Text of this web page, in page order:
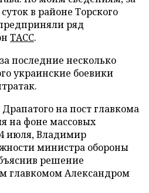
в районе Торского
ряд
ТАСС.
последние несколько
украинские боевики
на пост главкома
на фоне массовых
июля, Владимир
министра обороны
решение
главкомом Александром